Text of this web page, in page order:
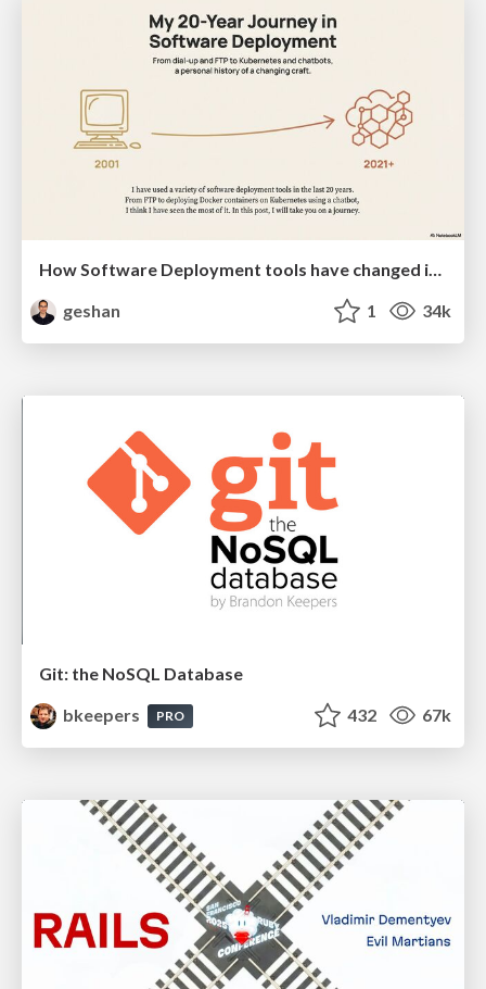
How Software Deployment tools have changed in the past 20 years
geshan
1 34k
Git: the NoSQL Database
bkeepers
PRO 432 67k